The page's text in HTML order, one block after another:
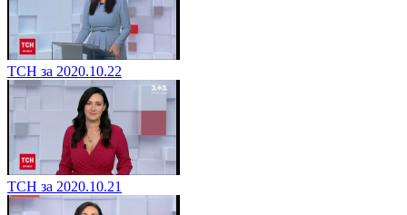
ТСН за 2020.10.22
ТСН за 2020.10.21